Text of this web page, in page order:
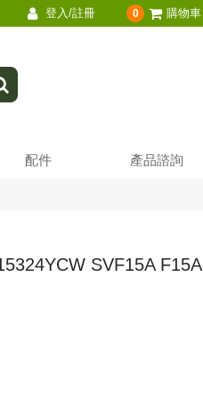
登入/註冊 0 購物車
配件 產品諮詢
SVF15A F15A